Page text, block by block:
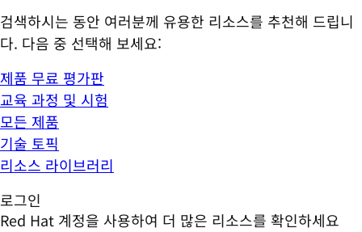
검색하시는 동안 여러분께 유용한 리소스를 추천해 드립니
다. 다음 중 선택해 보세요:
제품 무료 평가판
교육 과정 및 시험
모든 제품
기술 토픽
리소스 라이브러리
로그인
Red Hat 계정을 사용하여 더 많은 리소스를 확인하세요